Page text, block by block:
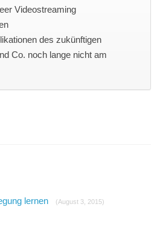
Videostreaming
des zukünftigen
Co. noch lange nicht am
lernen (August 3, 2015)